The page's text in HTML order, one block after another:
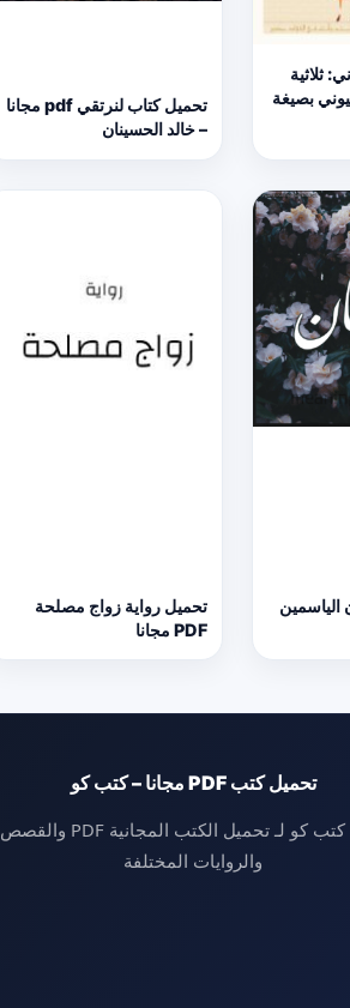
ثلاثية
بصيغة
تحميل كتاب لنرتقي pdf مجانا
– خالد الحسينان
الياسمين
تحميل رواية زواج مصلحة
PDF مجانا
تحميل كتب PDF مجانا – كتب كو
موقع كتب كو لـ تحميل الكتب المجانية PDF والقصص
والروايات المختلفة